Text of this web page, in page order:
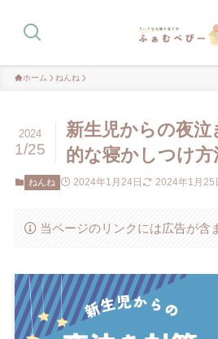
ホーム ねんね
新生児からの夜泣
的な寝かしつけ方
2024
1/25
ねんね 2024年1月24日 2024年1月25
当ページのリンクには広告が含